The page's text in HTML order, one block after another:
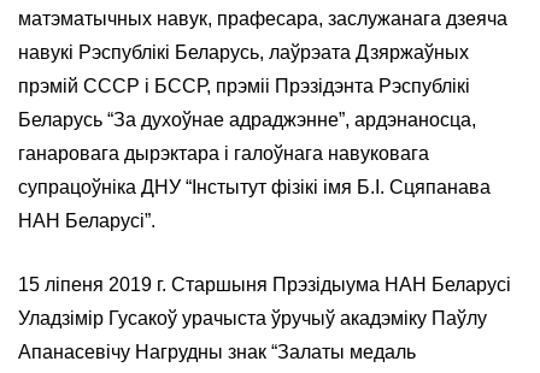
матэматычных навук, прафесара, заслужанага дзеяча
навукі Рэспублікі Беларусь, лаўрэата Дзяржаўных
прэмій СССР і БССР, прэміі Прэзідэнта Рэспублікі
Беларусь “За духоўнае адраджэнне”, ардэнаносца,
ганаровага дырэктара і галоўнага навуковага
супрацоўніка ДНУ “Інстытут фізікі імя Б.І. Сцяпанава
НАН Беларусі”.
15 ліпеня 2019 г. Старшыня Прэзідыума НАН Беларусі
Уладзімір Гусакоў урачыста ўручыў акадэміку Паўлу
Апанасевічу Нагрудны знак “Залаты медаль